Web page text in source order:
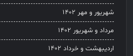
شهریور و مهر ۱۴۰۲
مرداد و شهریور ۱۴۰۲
اردیبهشت و خرداد ۱۴۰۲